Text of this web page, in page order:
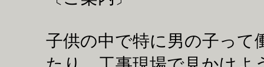
子供の中で特に男の子って